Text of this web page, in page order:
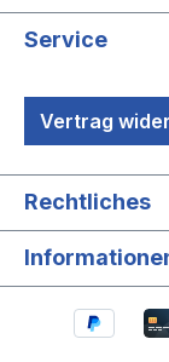
Service
Vertrag
Rechtliches